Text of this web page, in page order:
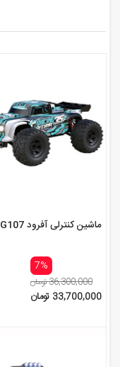
ماشین کنترلی آفرود FORD G107
7%
36,300,000 تومان
33,700,000 تومان